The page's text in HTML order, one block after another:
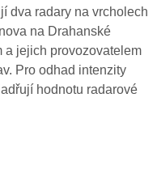
dva radary na vrcholech
na Drahanské
a jejich provozovatelem
Pro odhad intenzity
hodnotu radarové